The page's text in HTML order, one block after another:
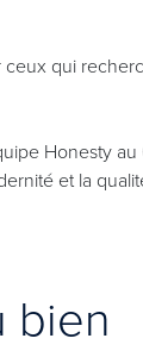
qui
Honesty
et la
bien